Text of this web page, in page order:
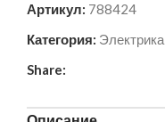
Артикул: 788424
Категория: Электрика
Share: